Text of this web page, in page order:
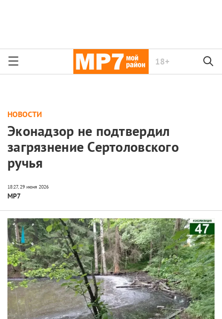
18+
НОВОСТИ
Эконадзор не подтвердил
загрязнение Сертоловского
ручья
МР7